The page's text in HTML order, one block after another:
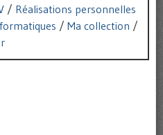
/ Réalisations personnelles
/ Ma collection /